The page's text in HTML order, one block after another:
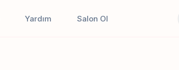
Yardım Salon Ol